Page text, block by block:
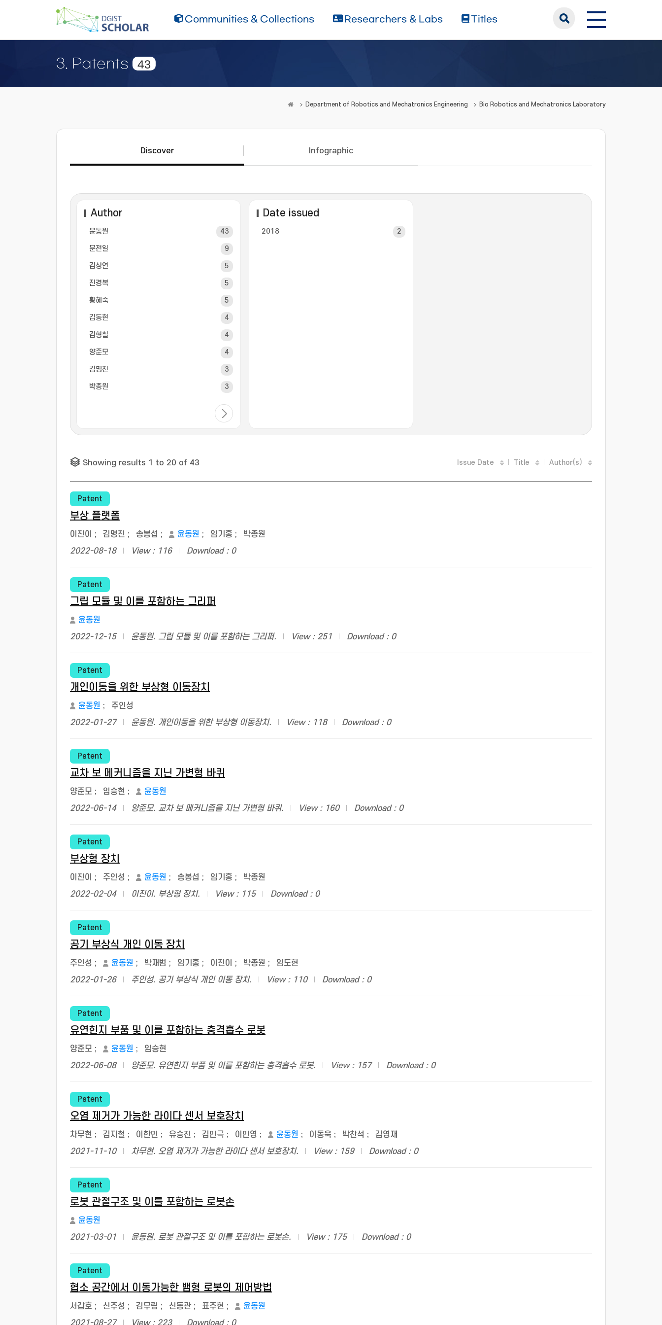
Communities & Collections Researchers & Labs Titles
3. Patents 43
Department of Robotics and Mechatronics Engineering Bio Robotics and Mechatronics Laboratory
Discover Infographic
Author
윤동원 43
문전일 9
김상연 5
진경복 5
황혜숙 5
김동현 4
김형철 4
양준모 4
김명진 3
박종원 3
Date issued
2018 2
Showing results 1 to 20 of 43 Issue Date Title Author(s)
Patent
부상 플랫폼
이진이 ; 김명진 ; 송봉섭 ; 윤동원 ; 임기홍 ;
박종원
2022-08-18
View : 116 Download : 0
Patent
그립 모듈 및 이를 포함하는 그리퍼
윤동원
2022-12-15
윤동원. 그립 모듈 및 이를 포함하는 그리퍼. View : 251 Download : 0
Patent
개인이동을 위한 부상형 이동장치
윤동원 ;
주인성
2022-01-27
윤동원. 개인이동을 위한 부상형 이동장치. View : 118 Download : 0
Patent
교차 보 메커니즘을 지닌 가변형 바퀴
양준모 ; 임승현 ;
윤동원
2022-06-14
양준모. 교차 보 메커니즘을 지닌 가변형 바퀴. View : 160 Download : 0
Patent
부상형 장치
이진이 ; 주인성 ; 윤동원 ; 송봉섭 ; 임기홍 ;
박종원
2022-02-04
이진이. 부상형 장치. View : 115 Download : 0
Patent
공기 부상식 개인 이동 장치
주인성 ; 윤동원 ; 박재범 ; 임기홍 ; 이진이 ; 박종원 ;
임도현
2022-01-26
주인성. 공기 부상식 개인 이동 장치. View : 110 Download : 0
Patent
유연힌지 부품 및 이를 포함하는 충격흡수 로봇
양준모 ; 윤동원 ;
임승현
2022-06-08
양준모. 유연힌지 부품 및 이를 포함하는 충격흡수 로봇. View : 157 Download : 0
Patent
오염 제거가 가능한 라이다 센서 보호장치
차무현 ; 김지철 ; 이한민 ; 유승진 ; 김민극 ; 이민영 ; 윤동원 ; 이동욱 ; 박찬석 ;
김영재
2021-11-10
차무현. 오염 제거가 가능한 라이다 센서 보호장치. View : 159 Download : 0
Patent
로봇 관절구조 및 이를 포함하는 로봇손
윤동원
2021-03-01
윤동원. 로봇 관절구조 및 이를 포함하는 로봇손. View : 175 Download : 0
Patent
협소 공간에서 이동가능한 뱀형 로봇의 제어방법
서갑호 ; 신주성 ; 김무림 ; 신동관 ; 표주현 ;
윤동원
2021-08-27
View : 223 Download : 0